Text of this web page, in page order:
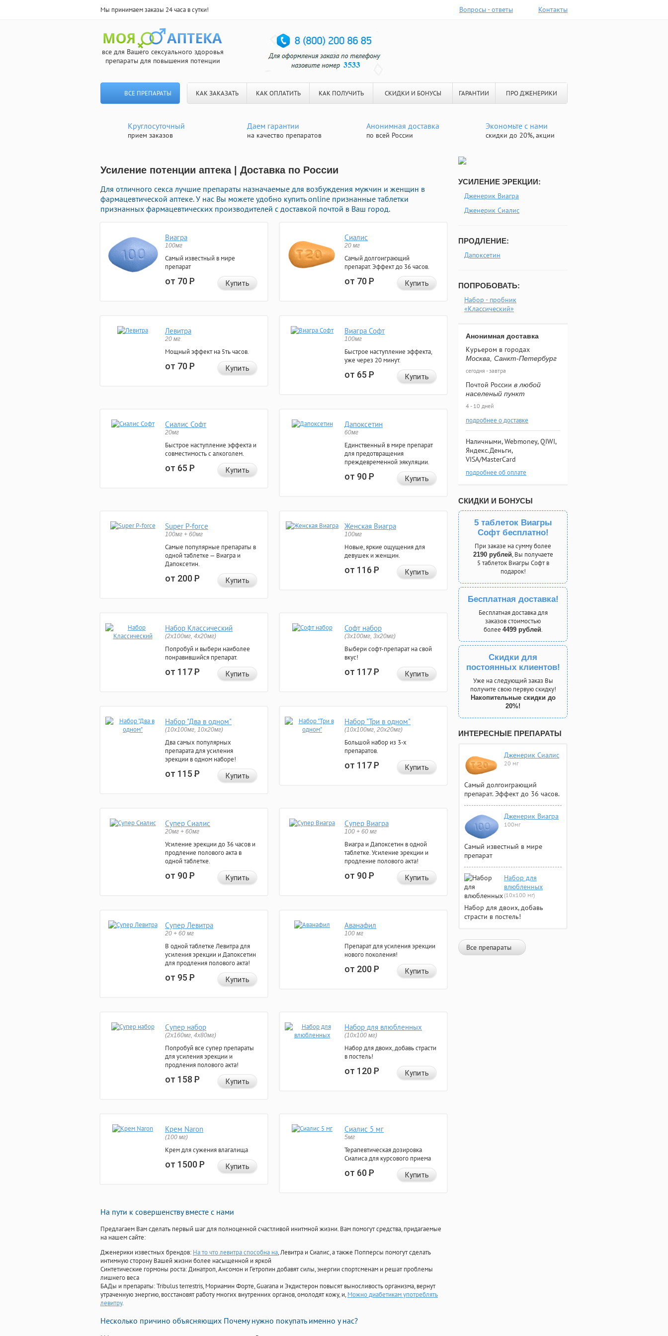
Мы принимаем заказы 24 часа в сутки! Вопросы - ответы Контакты
все для Вашего сексуального здоровья
препараты для повышения потенции
ВСЕ ПРЕПАРАТЫ КАК ЗАКАЗАТЬ КАК ОПЛАТИТЬ КАК ПОЛУЧИТЬ СКИДКИ И БОНУСЫ ГАРАНТИИ ПРО ДЖЕНЕРИКИ
Круглосуточный
прием заказов
Даем гарантии
на качество препаратов
Анонимная доставка
по всей России
Экономьте с нами
скидки до 20%, акции
Усиление потенции аптека | Доставка по России
Для отличного секса лучшие препараты назначаемые для возбуждения мужчин и женщин в
фармацевтической аптеке. У нас Вы можете удобно купить online признанные таблетки
признанных фармацевтических производителей с доставкой почтой в Ваш город.
Виагра
100мг
Самый известный в мире
препарат
от 70Р Купить
Сиалис
20 мг
Самый долгоиграющий
препарат. Эффект до 36 часов.
от 70Р Купить
Левитра
20 мг
Мощный эффект на 5ть часов.
от 70Р Купить
Виагра Софт
100мг
Быстрое наступление эффекта,
уже через 20 минут.
от 65Р Купить
Сиалис Софт
20мг
Быстрое наступление эффекта и
совместимость с алкоголем.
от 65Р Купить
Дапоксетин
60мг
Единственный в мире препарат
для предотвращения
преждевременной эякуляции.
от 90Р Купить
Super P-force
100мг + 60мг
Самые популярные препараты в
одной таблетке — Виагра и
Дапоксетин.
от 200Р Купить
Женская Виагра
100мг
Новые, яркие ощущения для
девушек и женщин.
от 116Р Купить
Набор Классический
(2x100мг, 4x20мг)
Попробуй и выбери наиболее
понравившийся препарат.
от 117Р Купить
Софт набор
(3x100мг, 3x20мг)
Выбери софт-препарат на свой
вкус!
от 117Р Купить
Набор "Два в одном"
(10x100мг, 10x20мг)
Два самых популярных
препарата для усиления
эрекции в одном наборе!
от 115Р Купить
Набор "Три в одном"
(10x100мг, 20x20мг)
Большой набор из 3-х
препаратов.
от 117Р Купить
Супер Сиалис
20мг + 60мг
Усиление эрекции до 36 часов и
продление полового акта в
одной таблетке.
от 90Р Купить
Супер Виагра
100 + 60 мг
Виагра и Дапоксетин в одной
таблетке. Усиление эрекции и
продление полового акта!
от 90Р Купить
Супер Левитра
20 + 60 мг
В одной таблетке Левитра для
усиления эрекции и Дапоксетин
для продления полового акта!
от 95Р Купить
Аванафил
100 мг
Препарат для усиления эрекции
нового поколения!
от 200Р Купить
Супер набор
(2х160мг, 4х80мг)
Попробуй все супер препараты
для усиления эрекции и
продления полового акта!
от 158Р Купить
Набор для влюбленных
(10х100 мг)
Набор для двоих, добавь страсти
в постель!
от 120Р Купить
Крем Naron
(100 мг)
Крем для сужения влагалища
от 1500Р Купить
Сиалис 5 мг
5мг
Терапевтическая дозировка
Сиалиса для курсового приема
от 60Р Купить
На пути к совершенству вместе с нами
Предлагаем Вам сделать первый шаг для полноценной счастливой инитмной жизни. Вам помогут средства, придагаемые
на нашем сайте:
Дженерики известных брендов: На то что левитра способна на, Левитра и Сиалис, а также Попперсы помогут сделать
интимную сторону Вашей жизни более насыщенной и яркой
Синтетические гормоны роста: Динатроп, Ансомон и Гетропин добавят силы, энергии спортсменам и решат проблемы
лишнего веса
БАДы и препараты:Tribulus terrestris, Мориамин Форте, Guarana и Экдистерон повысят выносливость организма, вернут
утраченную энергию, восстановят работу многих внутренних органов, омолодят кожу, и, Можно диабетикам употреблять
левитру.
Несколько причино объясняющих Почему нужно покупать именно у нас?
УСИЛЕНИЕ ЭРЕКЦИИ:
Дженерик Виагра
Дженерик Сиалис
ПРОДЛЕНИЕ:
Дапоксетин
ПОПРОБОВАТЬ:
Набор - пробник
«Классический»
Анонимная доставка
Курьером в городах
Москва, Санкт-Петербург
сегодня - завтра
Почтой России в любой
населеный пункт
4 - 10 дней
подробнее о доставке
Наличными, Webmoney, QIWI,
Яндекс.Деньги,
VISA/MasterCard
подробнее об оплате
СКИДКИ И БОНУСЫ
5 таблеток Виагры
Софт бесплатно!
При заказе на сумму более
2190 рублей, Вы получаете
5 таблеток Виагры Софт в
подарок!
Бесплатная доставка!
Бесплатная доставка для
заказов стоимостью
более 4499 рублей.
Скидки для
постоянных клиентов!
Уже на следующий заказ Вы
получите свою первую скидку!
Накопительные скидки до
20%!
ИНТЕРЕСНЫЕ ПРЕПАРАТЫ
Дженерик Сиалис
20 мг
Самый долгоиграющий
препарат. Эффект до 36 часов.
Дженерик Виагра
100мг
Самый известный в мире
препарат
Набор для
влюбленных
(10х100 мг)
Набор для двоих, добавь
страсти в постель!
Все препараты